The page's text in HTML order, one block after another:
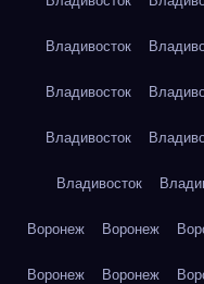
Владивосток
Владивосток
Владивосток
Владивосток
Воронеж Воронеж
Воронеж Воронеж